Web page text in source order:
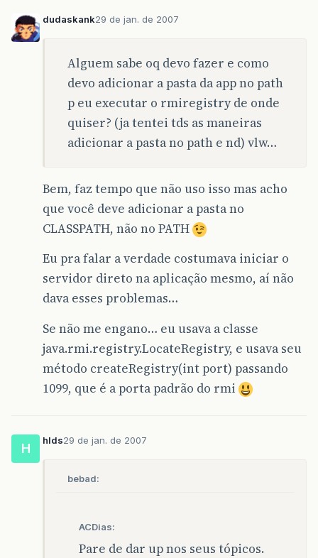
dudaskank29 de jan. de 2007
Alguem sabe oq devo fazer e como
devo adicionar a pasta da app no path
p eu executar o rmiregistry de onde
quiser? (ja tentei tds as maneiras
adicionar a pasta no path e nd) vlw…
Bem, faz tempo que não uso isso mas acho
que você deve adicionar a pasta no
CLASSPATH, não no PATH
Eu pra falar a verdade costumava iniciar o
servidor direto na aplicação mesmo, aí não
dava esses problemas…
Se não me engano… eu usava a classe
java.rmi.registry.LocateRegistry, e usava seu
método createRegistry(int port) passando
1099, que é a porta padrão do rmi
H
hlds29 de jan. de 2007
bebad:
ACDias:
Pare de dar up nos seus tópicos.